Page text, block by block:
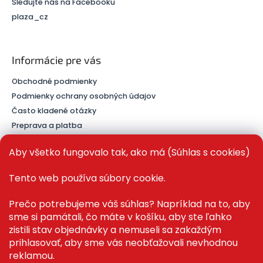
Aby všetko fungovalo tak, ako má (Súhlas s cookies)
Tento web používa súbory cookie.
Prečo potrebujeme váš súhlas? Napríklad na to, aby
sme si pamätali, čo máte v košíku, aby ste ľahko
zistili stav objednávky a nemuseli sa zakaždým
prihlasovať, aby sme vás neobťažovali nevhodnou
reklamou.
Sledujte nás na Facebooku
plaza_cz
Informácie pre vás
Obchodné podmienky
Podmienky ochrany osobných údajov
Často kladené otázky
Preprava a platba
PRE ZÁKAZNÍKOV
Recenze ✅
Magazín PLAZA News™
Můj účet